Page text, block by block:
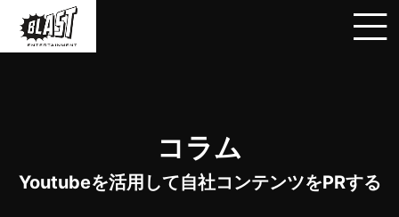
コラム
Youtubeを活用して自社コンテンツをPRする